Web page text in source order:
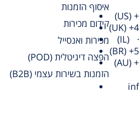
(US)
(UK)
(IL)
(BR)
(AU)
איסוף הזמנות
קידום מכירות
מכירות ואנסייל
הפצה דיגיטלית (POD)
הזמנות בשירות עצמי (B2B)